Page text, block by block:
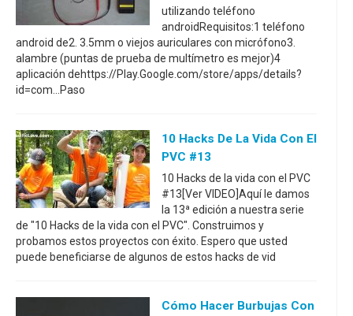
utilizando teléfono
androidRequisitos:1 teléfono
android de2. 3.5mm o viejos auriculares con micrófono3.
alambre (puntas de prueba de multímetro es mejor)4
aplicación dehttps://Play.Google.com/store/apps/details?
id=com...Paso
10 Hacks De La Vida Con El
PVC #13
10 Hacks de la vida con el PVC
#13[Ver VIDEO]Aquí le damos
la 13ª edición a nuestra serie
de "10 Hacks de la vida con el PVC". Construimos y
probamos estos proyectos con éxito. Espero que usted
puede beneficiarse de algunos de estos hacks de vid
Cómo Hacer Burbujas Con